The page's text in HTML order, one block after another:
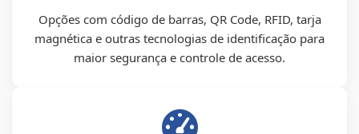
Opções com código de barras, QR Code, RFID, tarja
magnética e outras tecnologias de identificação para
maior segurança e controle de acesso.